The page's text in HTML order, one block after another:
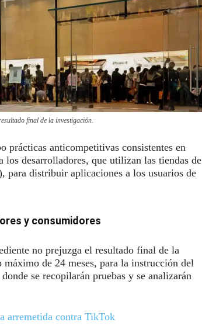
final de la investigación.
prácticas anticompetitivas consistentes en
desarrolladores, que utilizan las tiendas de
distribuir aplicaciones a los usuarios de
y consumidores
no prejuzga el resultado final de la
de 24 meses, para la instrucción del
se recopilarán pruebas y se analizarán
arremetida contra TikTok